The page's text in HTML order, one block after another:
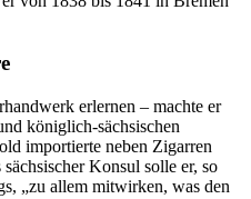
erlernen – machte er
königlich-sächsischen
importierte neben Zigarren
Konsul solle er, so
„zu allem mitwirken, was den